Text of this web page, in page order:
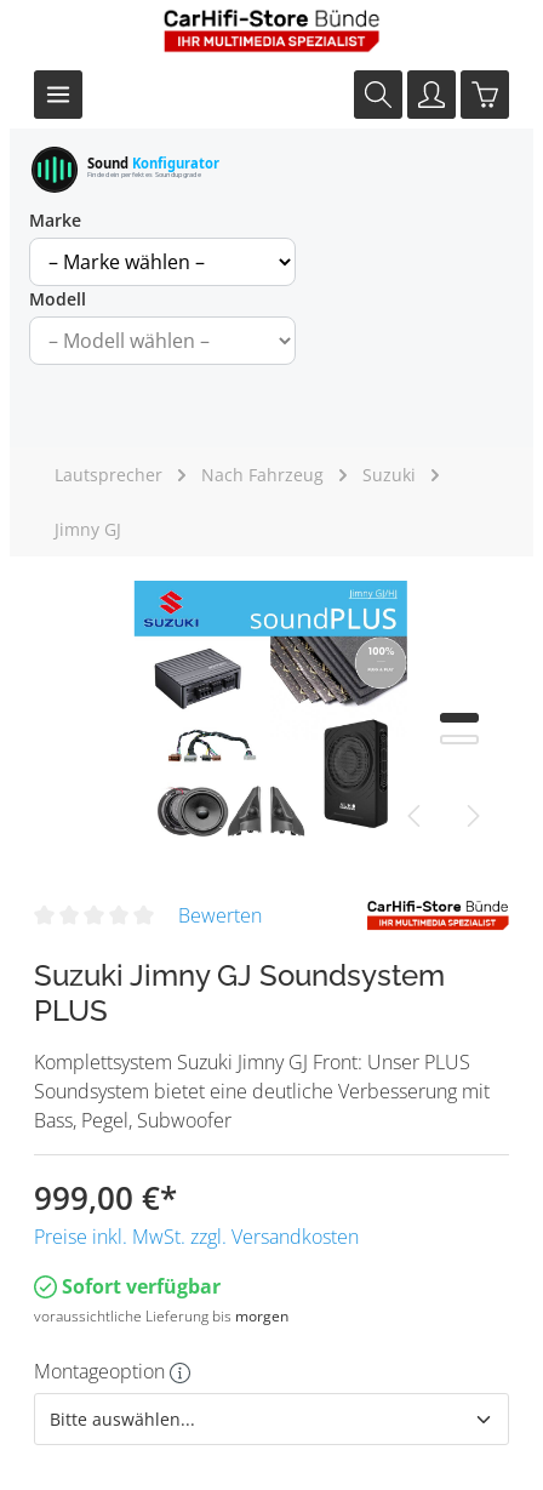
Sound Konfigurator
Finde dein perfektes Soundupgrade
Marke
Modell
Lautsprecher Nach Fahrzeug Suzuki
Jimny GJ
Bewerten
Suzuki Jimny GJ Soundsystem
PLUS
Komplettsystem Suzuki Jimny GJ Front: Unser PLUS
Soundsystem bietet eine deutliche Verbesserung mit
Bass, Pegel, Subwoofer
999,00 €*
Preise inkl. MwSt. zzgl. Versandkosten
Sofort verfügbar
voraussichtliche Lieferung bis morgen
Montageoption